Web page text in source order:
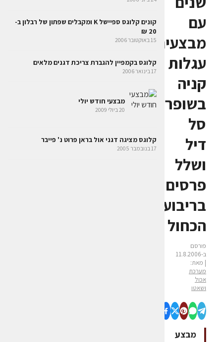
עם
מבצעים:
עגלות
קניה
בשופר
סל
דיל
ושלל
פרסים
בריבוע
הכחול
פורסם
ב-11.8.2006
| מאת:
מערכת
אכול
ושאטו
מבצע
קונים קלוגס ספיישל K ומקבלים שפתון של רבלון ב-
20 ₪
15 באוקטובר 2006
קלוגס בקמפיין להגברת צריכת דגנים מלאים
17 בינואר 2006
מבצעי חודש יולי
20 ביולי 2009
קלוגס מציגה דגני אול בראן פרוט נ' פייבר
17 בנובמבר 2005